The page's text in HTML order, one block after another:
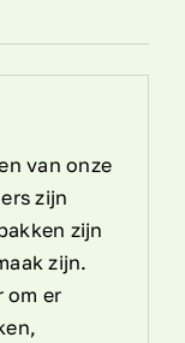
van onze
zijn
zijn
zijn.
om er